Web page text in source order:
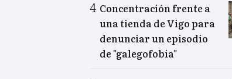
Concentración frente a
una tienda de Vigo para
denunciar un episodio
de "galegofobia"